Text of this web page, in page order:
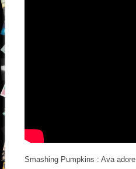
Smashing Pumpkins : Ava adore